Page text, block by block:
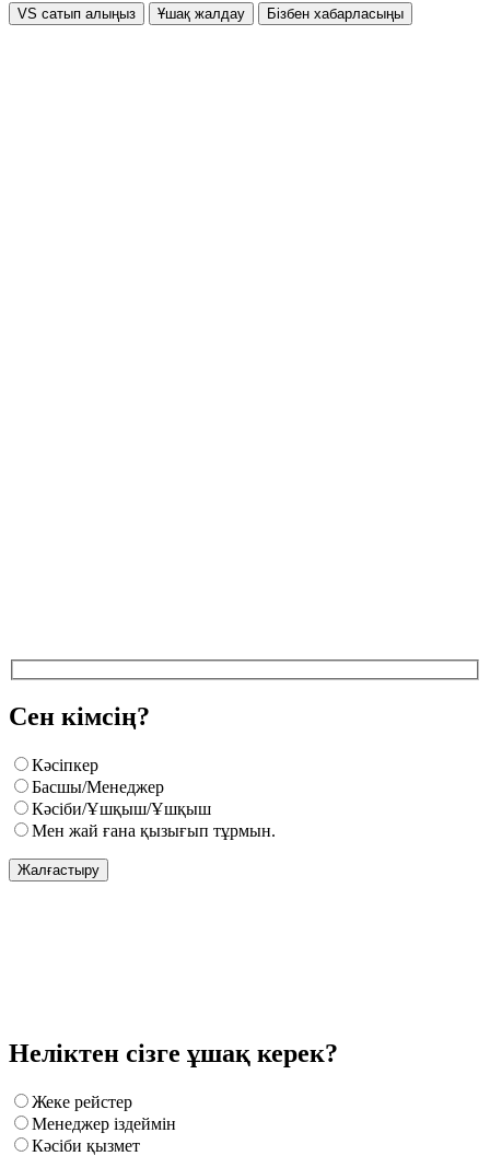
VS сатып алыңыз Ұшақ жалдау Бізбен хабарласыңы
Сен кімсің?
Кәсіпкер
Басшы/Менеджер
Кәсіби/Ұшқыш/Ұшқыш
Мен жай ғана қызығып тұрмын.
Жалғастыру
Неліктен сізге ұшақ керек?
Жеке рейстер
Менеджер іздеймін
Кәсіби қызмет